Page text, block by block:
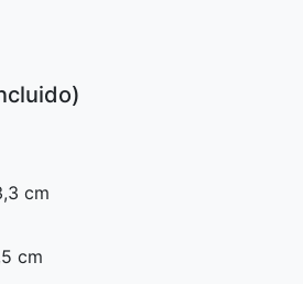
cm
cm